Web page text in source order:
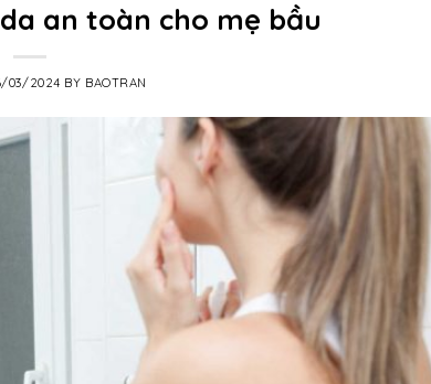
an toàn cho mẹ bầu
03/2024 BY BAOTRAN